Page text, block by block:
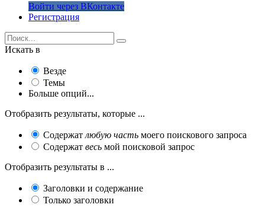
Войти через ВКонтакте
Регистрация
Искать в
Везде
Темы
Больше опций...
Отобразить результаты, которые ...
Содержат любую часть моего поискового запроса
Содержат весь мой поисковой запрос
Отобразить результаты в ...
Заголовки и содержание
Только заголовки